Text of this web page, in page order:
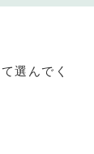
選んでく